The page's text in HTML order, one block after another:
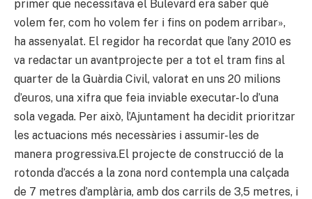
primer que necessitava el Bulevard era saber què
volem fer, com ho volem fer i fins on podem arribar»,
ha assenyalat. El regidor ha recordat que l’any 2010 es
va redactar un avantprojecte per a tot el tram fins al
quarter de la Guàrdia Civil, valorat en uns 20 milions
d’euros, una xifra que feia inviable executar-lo d’una
sola vegada. Per això, l’Ajuntament ha decidit prioritzar
les actuacions més necessàries i assumir-les de
manera progressiva.El projecte de construcció de la
rotonda d’accés a la zona nord contempla una calçada
de 7 metres d’amplària, amb dos carrils de 3,5 metres, i